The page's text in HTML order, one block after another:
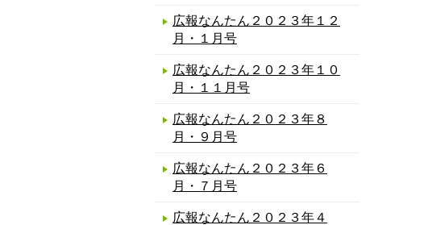
広報なんたん２０２３年１２
月・１月号
広報なんたん２０２３年１０
月・１１月号
広報なんたん２０２３年８
月・９月号
広報なんたん２０２３年６
月・７月号
広報なんたん２０２３年４